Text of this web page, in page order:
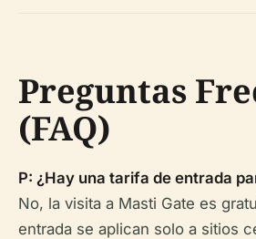
Preguntas
(FAQ)
P: ¿Hay una tarifa de entrada
No, la visita a Masti Gate es
entrada se aplican solo a sitios